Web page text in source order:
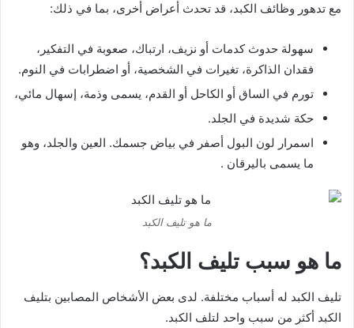
مع تدهور وظائف الكبد، قد تحدث أعراض أخرى، بما في ذلك:
سهولة حدوث كدمات أو نزيف، ارتباك، صعوبة في التفكير،
فقدان الذاكرة، تغيرات في الشخصية، أو اضطرابات في النوم.
تورم في الساق أو الكاحل أو القدم، يسمى وذمة، إسهال مائي،
حكة شديدة في الجلد.
اسمرار لون البول أصفر في بياض جسمك. العين والجلد، وهو
ما يسمى باليرقان .
ما هو تليف الكبد
ما هو سبب تليف الكبد؟
تليف الكبد له أسباب مختلفة. لدى بعض الأشخاص المصابين بتليف
الكبد أكثر من سبب واحد لتلف الكبد.